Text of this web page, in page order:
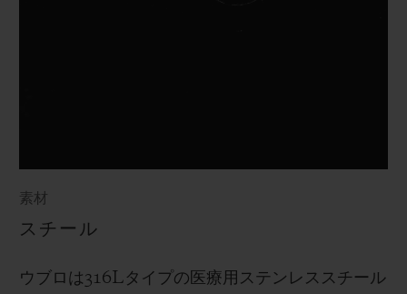
素材
スチール
ウブロは316L タイプの医療用ステンレススチール